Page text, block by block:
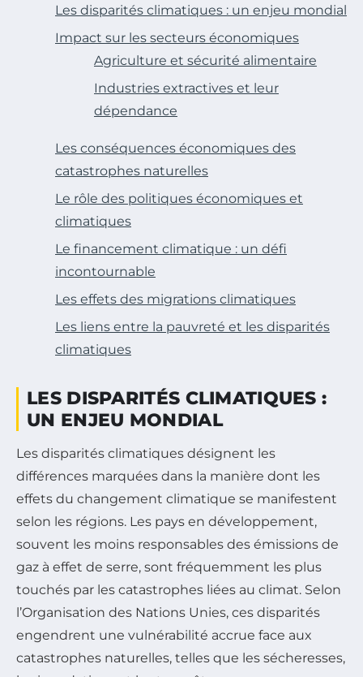
Les disparités climatiques : un enjeu mondial
Impact sur les secteurs économiques
Agriculture et sécurité alimentaire
Industries extractives et leur
dépendance
Les conséquences économiques des
catastrophes naturelles
Le rôle des politiques économiques et
climatiques
Le financement climatique : un défi
incontournable
Les effets des migrations climatiques
Les liens entre la pauvreté et les disparités
climatiques
LES DISPARITÉS CLIMATIQUES :
UN ENJEU MONDIAL
Les disparités climatiques désignent les
différences marquées dans la manière dont les
effets du changement climatique se manifestent
selon les régions. Les pays en développement,
souvent les moins responsables des émissions de
gaz à effet de serre, sont fréquemment les plus
touchés par les catastrophes liées au climat. Selon
l’Organisation des Nations Unies, ces disparités
engendrent une vulnérabilité accrue face aux
catastrophes naturelles, telles que les sécheresses,